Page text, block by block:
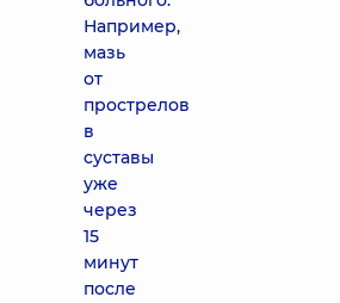
Например,
мазь
от
прострелов
в
суставы
уже
через
15
минут
после